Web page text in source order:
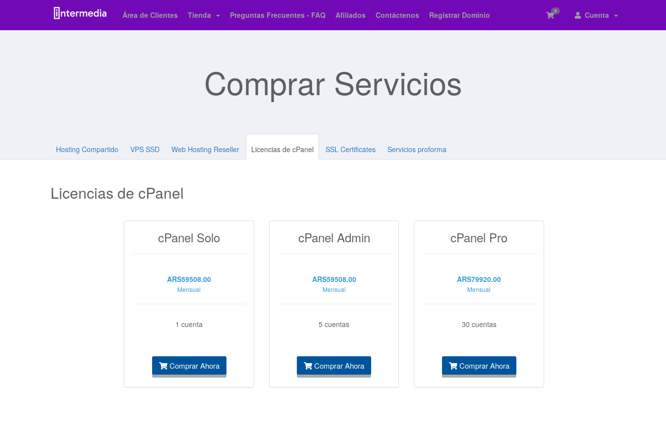
0 Cuenta
Área de Clientes Tienda Preguntas Frecuentes - FAQ Afiliados Contáctenos Registrar Dominio
Comprar Servicios
Hosting Compartido VPS SSD Web Hosting Reseller Licencias de cPanel SSL Certificates Servicios proforma
Licencias de cPanel
cPanel Solo
ARS59508.00
Mensual
1 cuenta
Comprar Ahora
cPanel Admin
ARS59508.00
Mensual
5 cuentas
Comprar Ahora
cPanel Pro
ARS79920.00
Mensual
30 cuentas
Comprar Ahora